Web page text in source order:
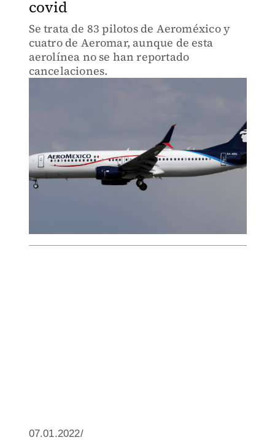
covid
Se trata de 83 pilotos de Aeroméxico y
cuatro de Aeromar, aunque de esta
aerolínea no se han reportado
cancelaciones.
07.01.2022/